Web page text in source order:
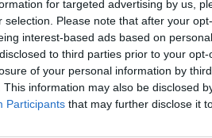
for targeted advertising by us,
selection. Please note that after your
interest-based ads based on
to third parties prior to your
of your personal information by
This information may also be disclosed
Participants that may further disclose it
général, il faut compter moins
avec les gélules ou autres
en bâtonnets, pour une